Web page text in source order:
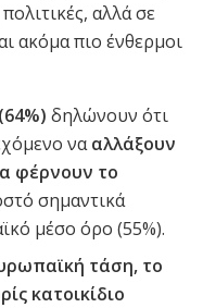
αλλά σε
ακόμα πιο ένθερμοι
δηλώνουν ότι
νααλλάξουν
φέρνουν το
σημαντικά
μέσο όρο (55%).
τάση, το
κατοικίδιο